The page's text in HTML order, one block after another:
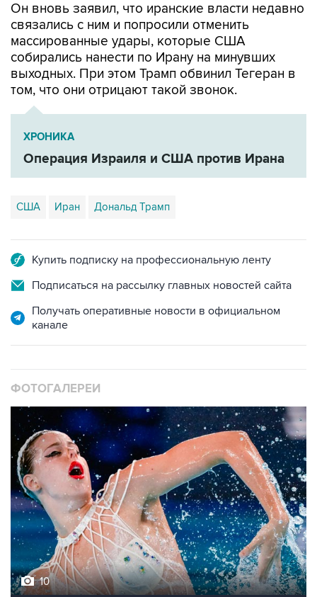
Он вновь заявил, что иранские власти недавно
связались с ним и попросили отменить
массированные удары, которые США
собирались нанести по Ирану на минувших
выходных. При этом Трамп обвинил Тегеран в
том, что они отрицают такой звонок.
ХРОНИКА
Операция Израиля и США против Ирана
США Иран Дональд Трамп
Купить подписку на профессиональную ленту
Подписаться на рассылку главных новостей сайта
Получать оперативные новости в официальном
канале
ФОТОГАЛЕРЕИ
10